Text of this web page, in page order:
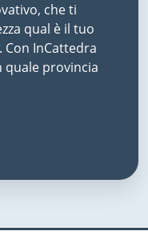
che ti
qual è il tuo
InCattedra
quale provincia